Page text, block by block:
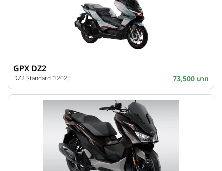
GPX DZ2
DZ2 Standard ปี 2025 73,500 บาท